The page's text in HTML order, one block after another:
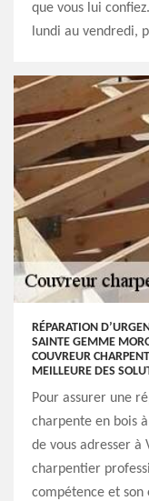
que vous lui
lundi au vendredi,
RÉPARATION
SAINTE GEMME
COUVREUR
MEILLEURE DES
Pour assurer une
charpente en bois
de vous adresser à
charpentier
compétence et son